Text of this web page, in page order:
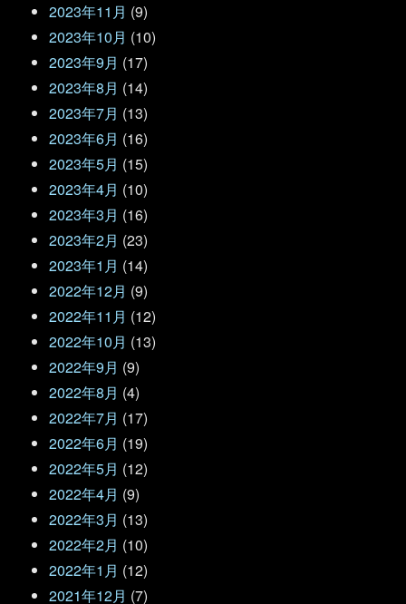
2023年11月 (9)
2023年10月 (10)
2023年9月 (17)
2023年8月 (14)
2023年7月 (13)
2023年6月 (16)
2023年5月 (15)
2023年4月 (10)
2023年3月 (16)
2023年2月 (23)
2023年1月 (14)
2022年12月 (9)
2022年11月 (12)
2022年10月 (13)
2022年9月 (9)
2022年8月 (4)
2022年7月 (17)
2022年6月 (19)
2022年5月 (12)
2022年4月 (9)
2022年3月 (13)
2022年2月 (10)
2022年1月 (12)
2021年12月 (7)